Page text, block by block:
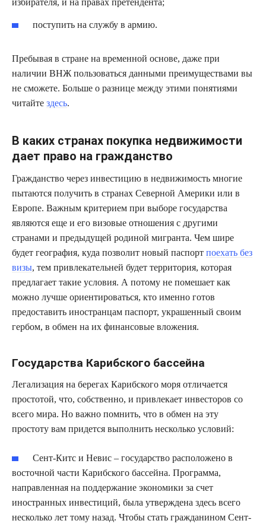
избирателя, и на правах претендента;
поступить на службу в армию.
Пребывая в стране на временной основе, даже при
наличии ВНЖ пользоваться данными преимуществами вы
не сможете. Больше о разнице между этими понятиями
читайте здесь.
В каких странах покупка недвижимости
дает право на гражданство
Гражданство через инвестицию в недвижимость многие
пытаются получить в странах Северной Америки или в
Европе. Важным критерием при выборе государства
являются еще и его визовые отношения с другими
странами и предыдущей родиной мигранта. Чем шире
будет география, куда позволит новый паспорт поехать без
визы, тем привлекательней будет территория, которая
предлагает такие условия. А потому не помешает как
можно лучше ориентироваться, кто именно готов
предоставить иностранцам паспорт, украшенный своим
гербом, в обмен на их финансовые вложения.
Государства Карибского бассейна
Легализация на берегах Карибского моря отличается
простотой, что, собственно, и привлекает инвесторов со
всего мира. Но важно помнить, что в обмен на эту
простоту вам придется выполнить несколько условий:
Сент-Китс и Невис – государство расположено в
восточной части Карибского бассейна. Программа,
направленная на поддержание экономики за счет
иностранных инвестиций, была утверждена здесь всего
несколько лет тому назад. Чтобы стать гражданином Сент-